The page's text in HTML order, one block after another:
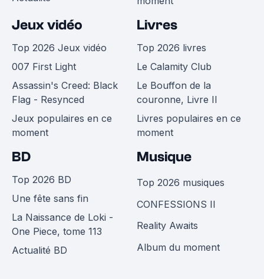
Jeux vidéo
Top 2026 Jeux vidéo
007 First Light
Assassin's Creed: Black
Flag - Resynced
Jeux populaires en ce
moment
Livres
Top 2026 livres
Le Calamity Club
Le Bouffon de la
couronne, Livre II
Livres populaires en ce
moment
BD
Top 2026 BD
Une fête sans fin
La Naissance de Loki -
One Piece, tome 113
Actualité BD
Musique
Top 2026 musiques
CONFESSIONS II
Reality Awaits
Album du moment